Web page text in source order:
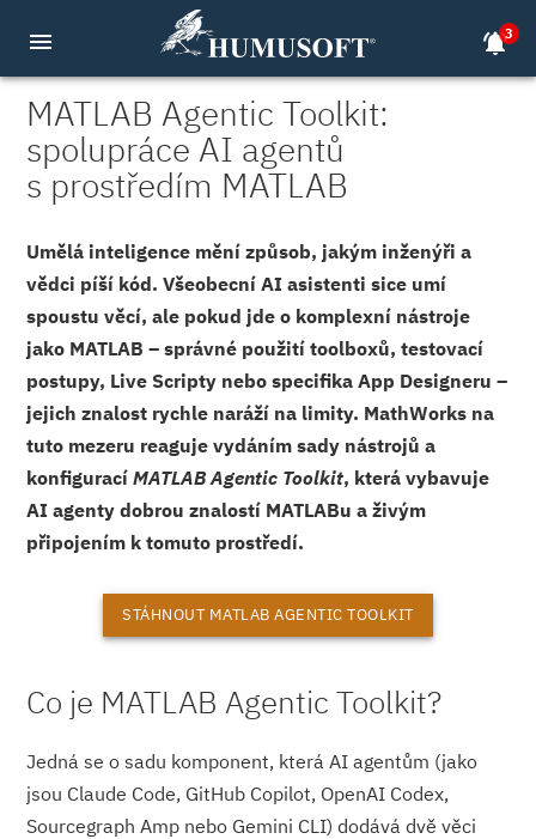
menu notifications_active3
MATLAB Agentic Toolkit:
spolupráce AI agentů
s prostředím MATLAB
Umělá inteligence mění způsob, jakým inženýři a
vědci píší kód. Všeobecní AI asistenti sice umí
spoustu věcí, ale pokud jde o komplexní nástroje
jako MATLAB – správné použití toolboxů, testovací
postupy, Live Scripty nebo specifika App Designeru –
jejich znalost rychle naráží na limity. MathWorks na
tuto mezeru reaguje vydáním sady nástrojů a
konfiguracíMATLAB Agentic Toolkit, která vybavuje
AI agenty dobrou znalostí MATLABu a živým
připojením k tomuto prostředí.
STÁHNOUT MATLAB AGENTIC TOOLKIT
Co je MATLAB Agentic Toolkit?
Jedná se o sadu komponent, která AI agentům (jako
jsou Claude Code, GitHub Copilot, OpenAI Codex,
Sourcegraph Amp nebo Gemini CLI) dodává dvě věci